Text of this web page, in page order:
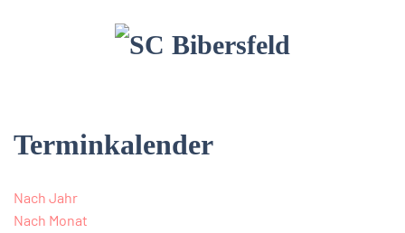
Terminkalender
Nach Jahr
Nach Monat